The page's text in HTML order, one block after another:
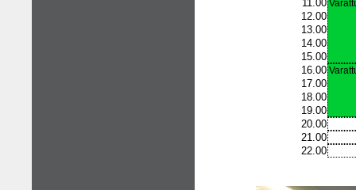
11.00
12.00
13.00
14.00
15.00
16.00
17.00
18.00
19.00
20.00
21.00
22.00